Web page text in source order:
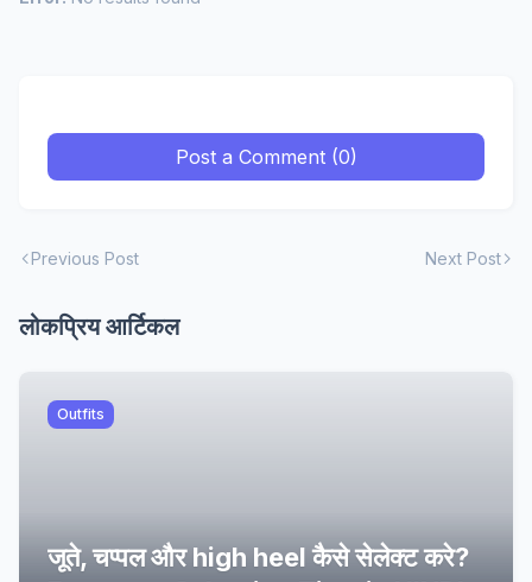
Post a Comment (0)
Previous Post Next Post
लोकप्रिय आर्टिकल
Outfits
जूते, चप्पल और high heel कैसे सेलेक्ट करे?